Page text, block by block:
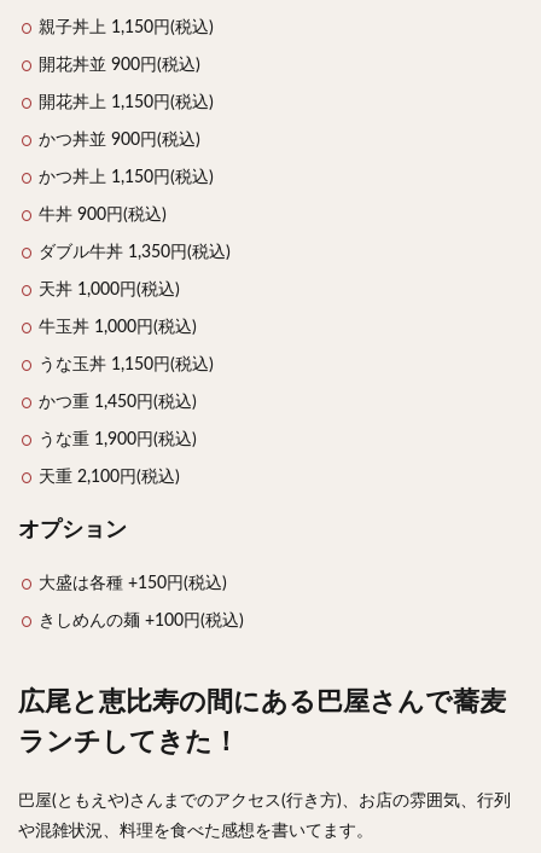
親子丼上 1,150円(税込)
開花丼並 900円(税込)
開花丼上 1,150円(税込)
かつ丼並 900円(税込)
かつ丼上 1,150円(税込)
牛丼 900円(税込)
ダブル牛丼 1,350円(税込)
天丼 1,000円(税込)
牛玉丼 1,000円(税込)
うな玉丼 1,150円(税込)
かつ重 1,450円(税込)
うな重 1,900円(税込)
天重 2,100円(税込)
オプション
大盛は各種 +150円(税込)
きしめんの麺 +100円(税込)
広尾と恵比寿の間にある巴屋さんで蕎麦
ランチしてきた！
巴屋(ともえや)さんまでのアクセス(行き方)、お店の雰囲気、行列
や混雑状況、料理を食べた感想を書いてます。